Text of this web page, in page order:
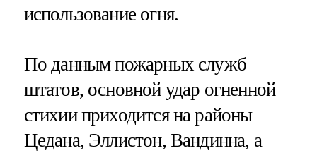
использование огня.
По данным пожарных служб
штатов, основной удар огненной
стихии приходится на районы
Цедана, Эллистон, Вандинна, а